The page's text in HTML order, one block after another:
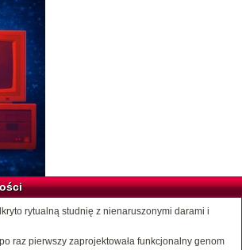
rytualną studnię z nienaruszonymi darami i
raz pierwszy zaprojektowała funkcjonalny genom